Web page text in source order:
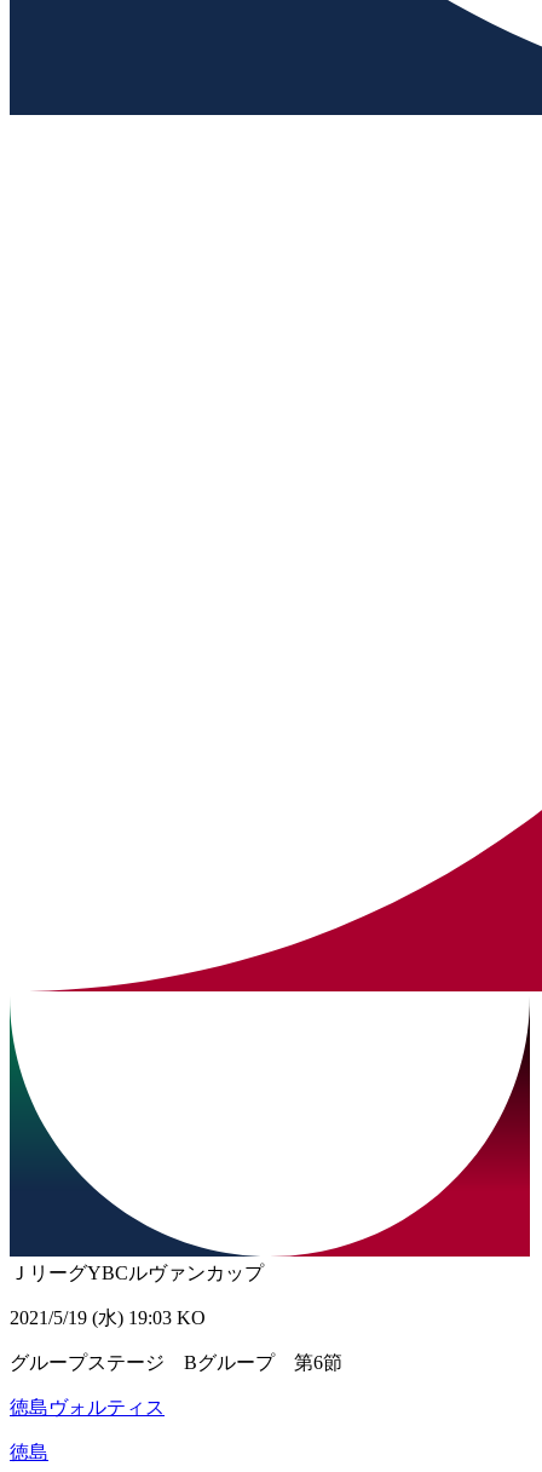
ＪリーグYBCルヴァンカップ
2021/5/19 (水) 19:03 KO
グループステージ Bグループ 第6節
徳島ヴォルティス
徳島